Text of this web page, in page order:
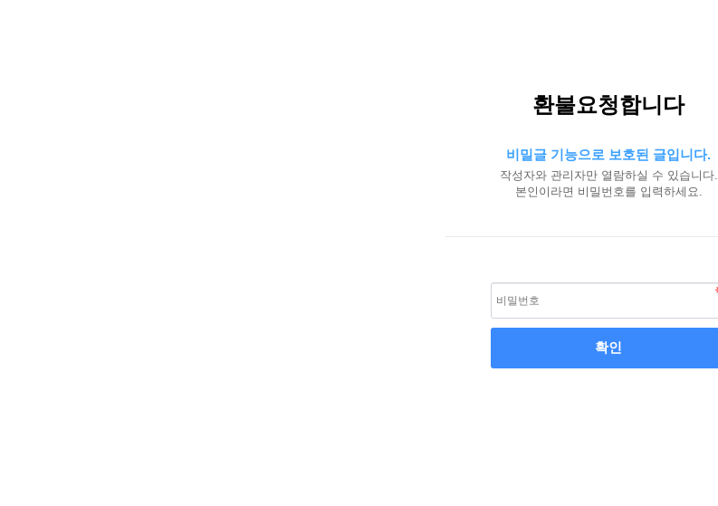
환불요청합니다
비밀글 기능으로 보호된 글입니다.
작성자와 관리자만 열람하실 수 있습니다.
본인이라면 비밀번호를 입력하세요.